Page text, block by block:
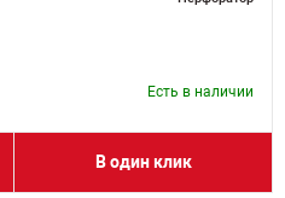
Есть в наличии
В один клик